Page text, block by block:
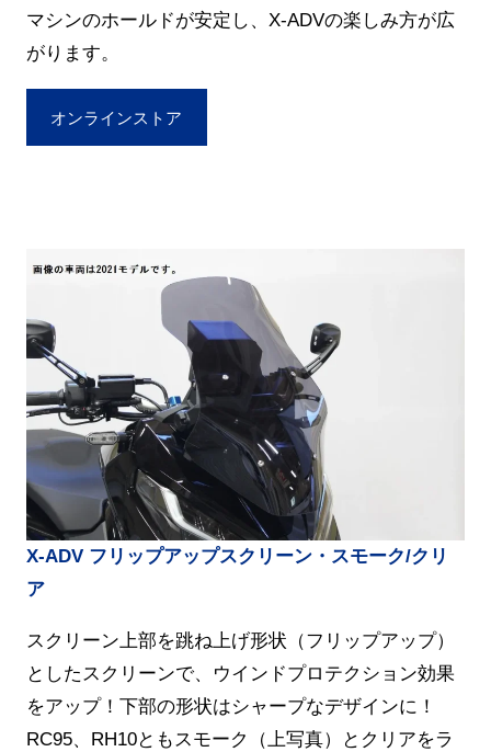
マシンのホールドが安定し、X-ADVの楽しみ方が広
がります。
オンラインストア
X-ADV フリップアップスクリーン・スモーク/クリ
ア
スクリーン上部を跳ね上げ形状（フリップアップ）
としたスクリーンで、ウインドプロテクション効果
をアップ！下部の形状はシャープなデザインに！
RC95、RH10ともスモーク（上写真）とクリアをラ